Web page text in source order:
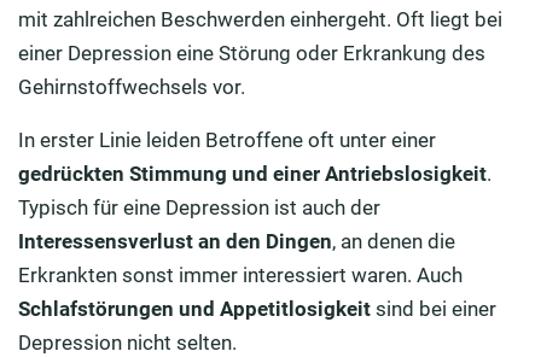
mit zahlreichen Beschwerden einhergeht. Oft liegt bei
einer Depression eine Störung oder Erkrankung des
Gehirnstoffwechsels vor.
In erster Linie leiden Betroffene oft unter einer
gedrückten Stimmung und einer Antriebslosigkeit.
Typisch für eine Depression ist auch der
Interessensverlust an den Dingen, an denen die
Erkrankten sonst immer interessiert waren. Auch
Schlafstörungen und Appetitlosigkeit sind bei einer
Depression nicht selten.